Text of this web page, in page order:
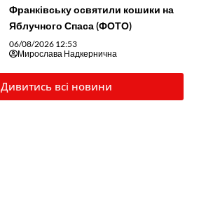
Франківську освятили кошики на
Яблучного Спаса (ФОТО)
06/08/2026 12:53
Мирослава Надкернична
Дивитись всі новини